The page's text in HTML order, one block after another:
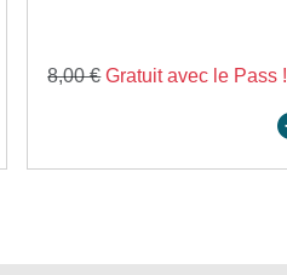
8,00 € Gratuit avec le Pass !